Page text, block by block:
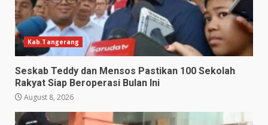
Kab.Tangerang
Seskab Teddy dan Mensos Pastikan 100 Sekolah
Rakyat Siap Beroperasi Bulan Ini
August 8, 2026